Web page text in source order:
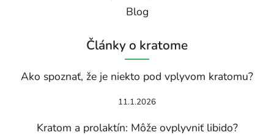
Blog
Články o kratome
Ako spoznať, že je niekto pod vplyvom kratomu?
11.1.2026
Kratom a prolaktín: Môže ovplyvniť libido?